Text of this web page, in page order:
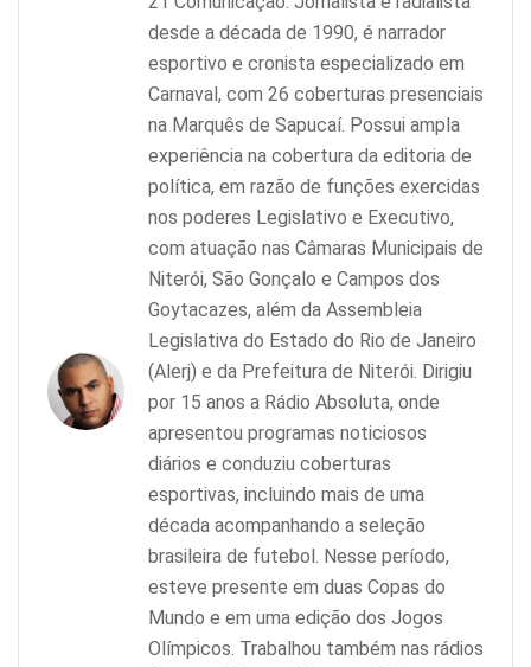
desde a década de 1990, é narrador
esportivo e cronista especializado em
Carnaval, com 26 coberturas presenciais
na Marquês de Sapucaí. Possui ampla
experiência na cobertura da editoria de
política, em razão de funções exercidas
nos poderes Legislativo e Executivo,
com atuação nas Câmaras Municipais de
Niterói, São Gonçalo e Campos dos
Goytacazes, além da Assembleia
Legislativa do Estado do Rio de Janeiro
(Alerj) e da Prefeitura de Niterói. Dirigiu
por 15 anos a Rádio Absoluta, onde
apresentou programas noticiosos
diários e conduziu coberturas
esportivas, incluindo mais de uma
década acompanhando a seleção
brasileira de futebol. Nesse período,
esteve presente em duas Copas do
Mundo e em uma edição dos Jogos
Olímpicos. Trabalhou também nas rádios